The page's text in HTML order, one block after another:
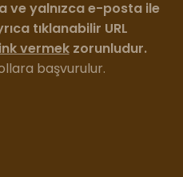
ve yalnızca e-posta ile
tıklanabilir URL
vermekzorunludur.
başvurulur.